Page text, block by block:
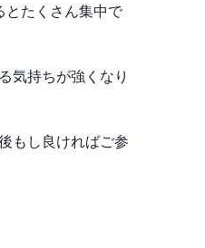
とたくさん集中で
気持ちが強くなり
もし良ければご参